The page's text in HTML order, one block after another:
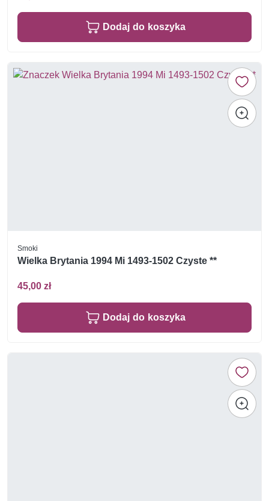
Dodaj do koszyka
Smoki
Wielka Brytania 1994 Mi 1493-1502 Czyste **
45,00 zł
Dodaj do koszyka